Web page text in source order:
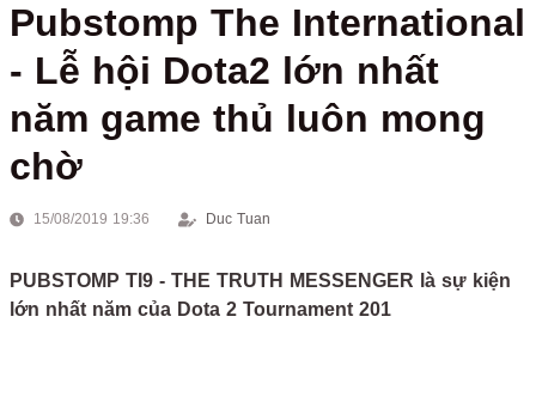
Pubstomp The International
- Lễ hội Dota2 lớn nhất
năm game thủ luôn mong
chờ
15/08/2019 19:36 Duc Tuan
PUBSTOMP TI9 - THE TRUTH MESSENGER là sự kiện
lớn nhất năm của Dota 2 Tournament 201